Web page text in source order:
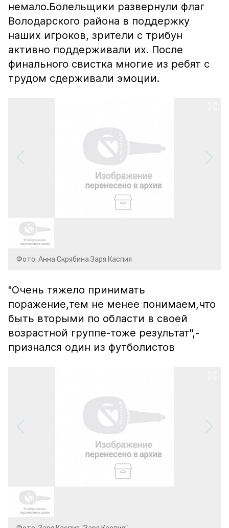
немало.Болельщики развернули флаг
Володарского района в поддержку
наших игроков, зрители с трибун
активно поддерживали их. После
финального свистка многие из ребят с
трудом сдерживали эмоции.
Фото: Анна Скрябина Заря Каспия
"Очень тяжело принимать
поражение,тем не менее понимаем,что
быть вторыми по области в своей
возрастной группе-тоже результат",-
признался один из футболистов